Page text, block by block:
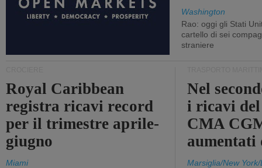
Washington
Rao: oggi gli Stati
cartello di sei
straniere
Royal Caribbean
registra ricavi record
per il trimestre aprile-
giugno
Miami
Nel
i ricavi
CMA
aumentati
Marsiglia/New